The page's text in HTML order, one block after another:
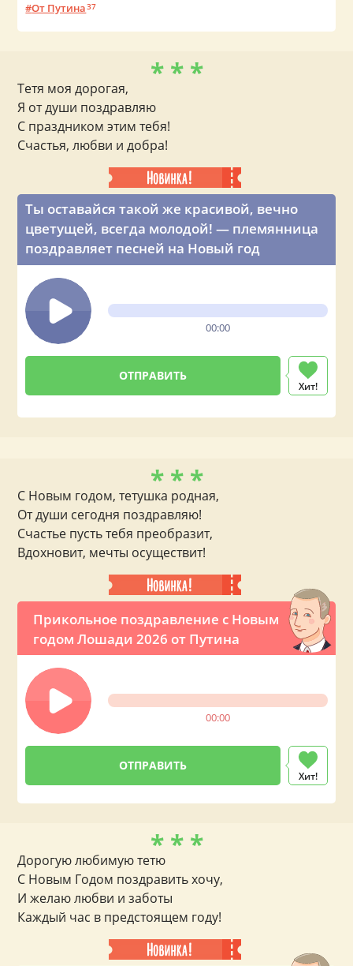
От Путина37
Ты оставайся такой же красивой, вечно
цветущей, всегда молодой! — племянница
поздравляет песней на Новый год
00:00
Хит!
* * *
Тетя моя дорогая,
Я от души поздравляю
С праздником этим тебя!
Счастья, любви и добра!
Прикольное поздравление с Новым
годом Лошади 2026 от Путина
00:00
Хит!
* * *
С Новым годом, тетушка родная,
От души сегодня поздравляю!
Счастье пусть тебя преобразит,
Вдохновит, мечты осуществит!
* * *
Дорогую любимую тетю
С Новым Годом поздравить хочу,
И желаю любви и заботы
Каждый час в предстоящем году!